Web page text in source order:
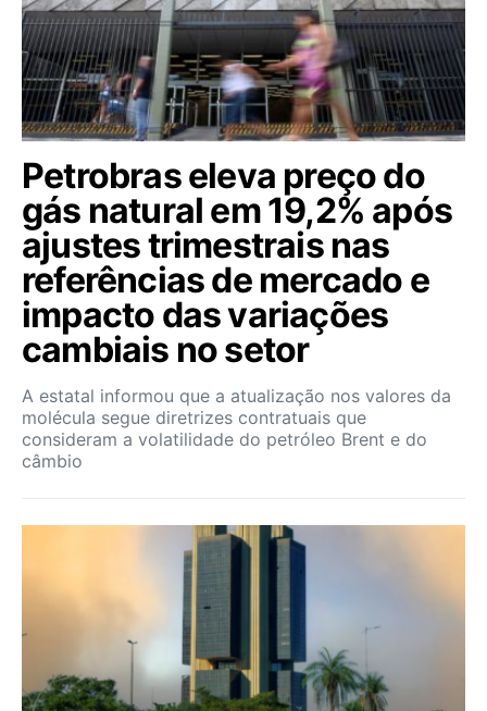
Petrobras eleva preço do
gás natural em 19,2% após
ajustes trimestrais nas
referências de mercado e
impacto das variações
cambiais no setor
A estatal informou que a atualização nos valores da
molécula segue diretrizes contratuais que
consideram a volatilidade do petróleo Brent e do
câmbio